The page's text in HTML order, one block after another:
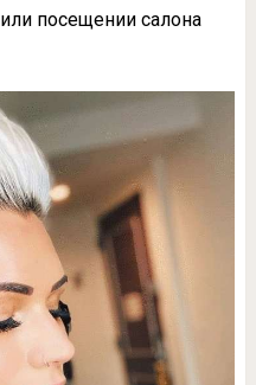
посещении салона